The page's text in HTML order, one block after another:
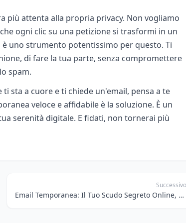
più attenta alla propria privacy. Non vogliamo
ogni clic su una petizione si trasformi in un
uno strumento potentissimo per questo. Ti
di fare la tua parte, senza compromettere
spam.
sta a cuore e ti chiede un'email, pensa a te
veloce e affidabile è la soluzione. È un
serenità digitale. E fidati, non tornerai più
Successivo
Email Temporanea: Il Tuo Scudo Segreto Online, Specialmente in Viaggio!